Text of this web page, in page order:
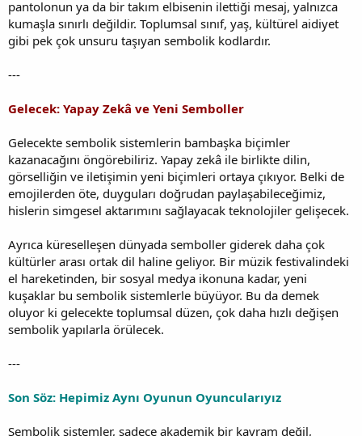
pantolonun ya da bir takım elbisenin ilettiği mesaj, yalnızca
kumaşla sınırlı değildir. Toplumsal sınıf, yaş, kültürel aidiyet
gibi pek çok unsuru taşıyan sembolik kodlardır.
---
Gelecek: Yapay Zekâ ve Yeni Semboller
Gelecekte sembolik sistemlerin bambaşka biçimler
kazanacağını öngörebiliriz. Yapay zekâ ile birlikte dilin,
görselliğin ve iletişimin yeni biçimleri ortaya çıkıyor. Belki de
emojilerden öte, duyguları doğrudan paylaşabileceğimiz,
hislerin simgesel aktarımını sağlayacak teknolojiler gelişecek.
Ayrıca küreselleşen dünyada semboller giderek daha çok
kültürler arası ortak dil haline geliyor. Bir müzik festivalindeki
el hareketinden, bir sosyal medya ikonuna kadar, yeni
kuşaklar bu sembolik sistemlerle büyüyor. Bu da demek
oluyor ki gelecekte toplumsal düzen, çok daha hızlı değişen
sembolik yapılarla örülecek.
---
Son Söz: Hepimiz Aynı Oyunun Oyuncularıyız
Sembolik sistemler, sadece akademik bir kavram değil,